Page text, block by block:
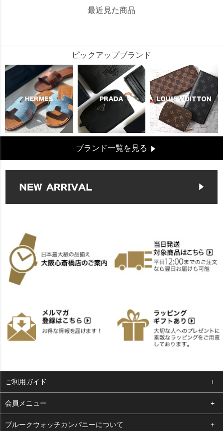
最近見た商品
ピックアップブランド
ブランド一覧を見る
ご利用ガイド
よくある質問
支払い・送料
会員メニュー
ログイン
ブルークウォッチカンパニーについて